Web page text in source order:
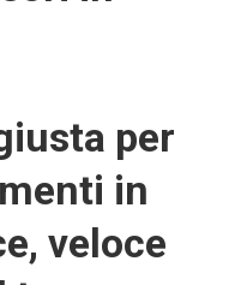
per
in
veloce